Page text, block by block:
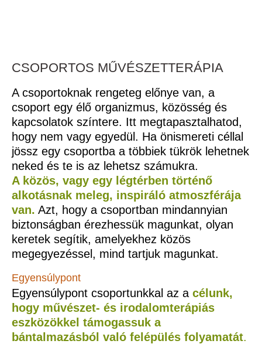
CSOPORTOS MŰVÉSZETTERÁPIA
A csoportoknak rengeteg előnye van, a
csoport egy élő organizmus, közösség és
kapcsolatok színtere. Itt megtapasztalhatod,
hogy nem vagy egyedül. Ha önismereti céllal
jössz egy csoportba a többiek tükrök lehetnek
neked és te is az lehetsz számukra.
A közös, vagy egy légtérben történő
alkotásnak meleg, inspiráló atmoszférája
van. Azt, hogy a csoportban mindannyian
biztonságban érezhessük magunkat, olyan
keretek segítik, amelyekhez közös
megegyezéssel, mind tartjuk magunkat.
Egyensúlypont
Egyensúlypont csoportunkkal az a célunk,
hogy művészet- és irodalomterápiás
eszközökkel támogassuk a
bántalmazásból való felépülés folyamatát.